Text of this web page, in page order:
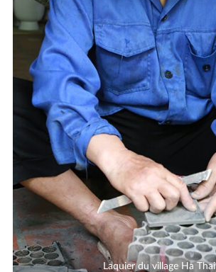
Laquier du village Ha Thai